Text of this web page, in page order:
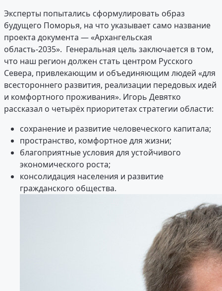
Эксперты попытались сформулировать образ
будущего Поморья, на что указывает само название
проекта документа — «Архангельская
область-2035». Генеральная цель заключается в том,
что наш регион должен стать центром Русского
Севера, привлекающим и объединяющим людей «для
всестороннего развития, реализации передовых идей
и комфортного проживания». Игорь Девятко
рассказал о четырёх приоритетах стратегии области:
сохранение и развитие человеческого капитала;
пространство, комфортное для жизни;
благоприятные условия для устойчивого
экономического роста;
консолидация населения и развитие
гражданского общества.